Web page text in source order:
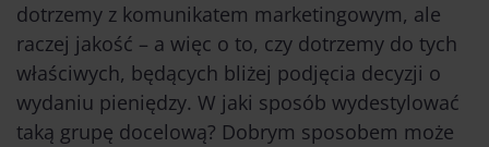
dotrzemy z komunikatem marketingowym, ale
raczej jakość – a więc o to, czy dotrzemy do tych
właściwych, będących bliżej podjęcia decyzji o
wydaniu pieniędzy. W jaki sposób wydestylować
taką grupę docelową? Dobrym sposobem może